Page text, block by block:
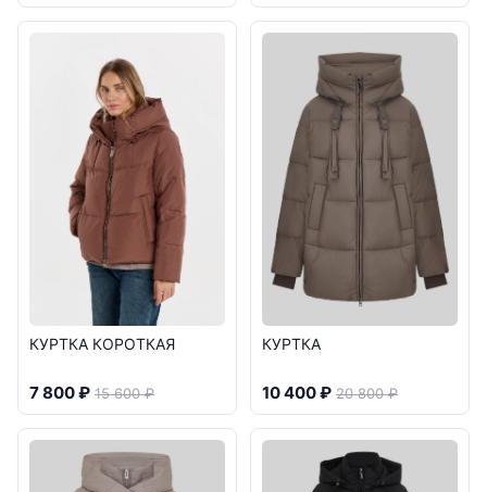
КУРТКА КОРОТКАЯ
7 800 ₽ 15 600 ₽
КУРТКА
10 400 ₽ 20 800 ₽